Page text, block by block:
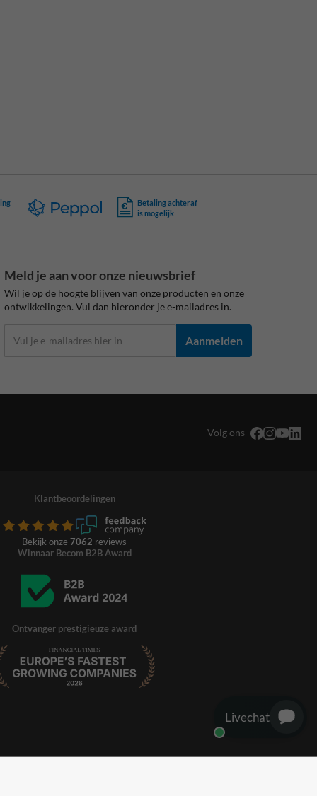
Betaling achteraf
is mogelijk
Meld je aan voor onze nieuwsbrief
Wil je op de hoogte blijven van onze producten en onze
ontwikkelingen. Vul dan hieronder je e-mailadres in.
Aanmelden
Volg ons
Klantbeoordelingen
Bekijk onze 7062 reviews
Winnaar Becom B2B Award
Ontvanger prestigieuze award
Livechat